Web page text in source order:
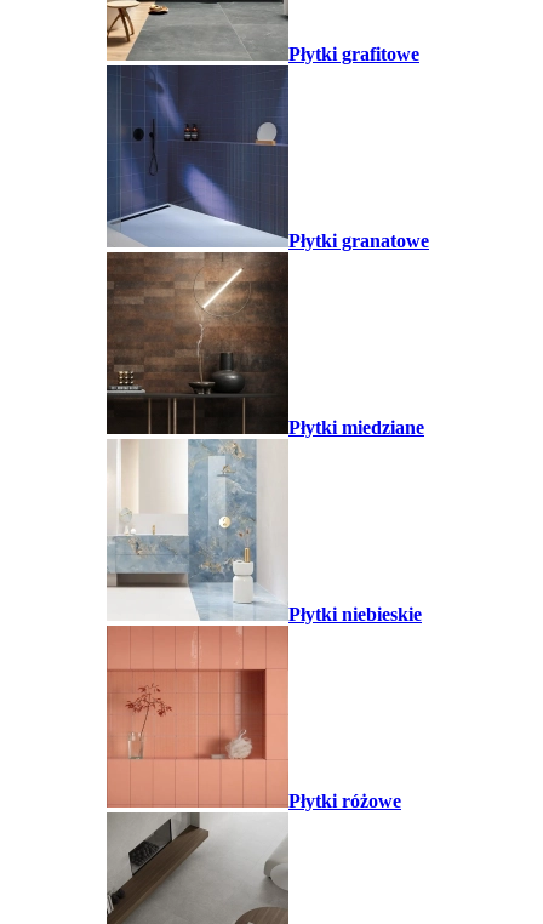
Płytki grafitowe
Płytki granatowe
Płytki miedziane
Płytki niebieskie
Płytki różowe